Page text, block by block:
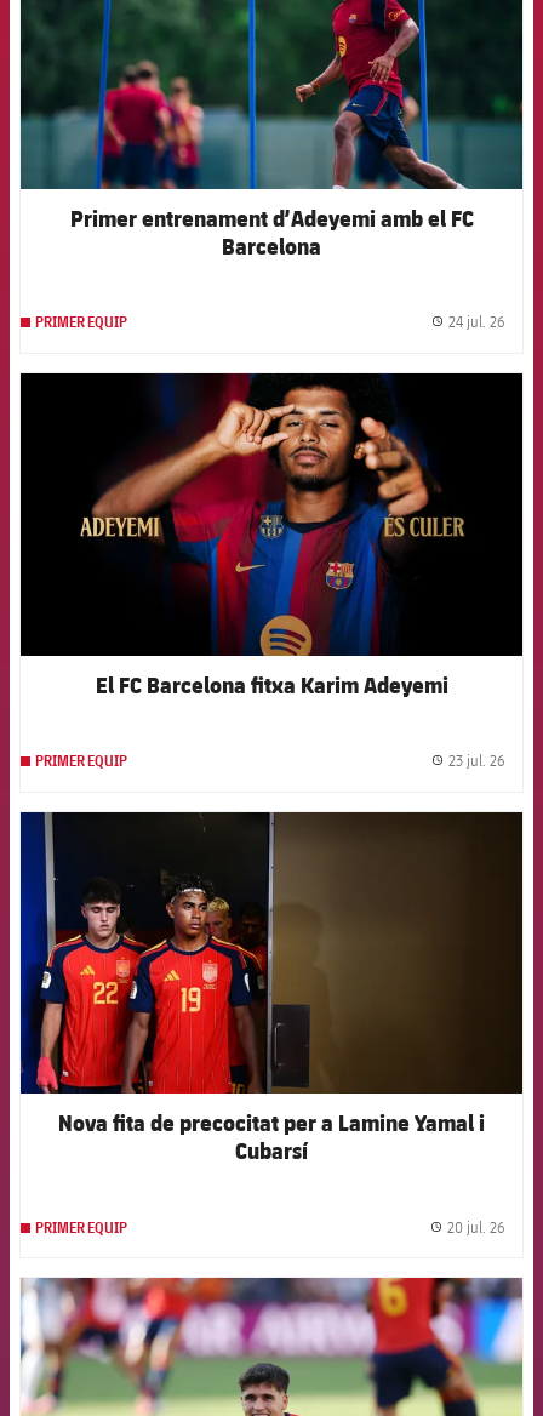
Primer entrenament d’Adeyemi amb el FC
Barcelona
PRIMER EQUIP 24 jul. 26
FCB Barcelona badge
El FC Barcelona fitxa Karim Adeyemi
PRIMER EQUIP 23 jul. 26
FCB Barcelona badge
Nova fita de precocitat per a Lamine Yamal i
Cubarsí
PRIMER EQUIP 20 jul. 26
FCB Barcelona badge